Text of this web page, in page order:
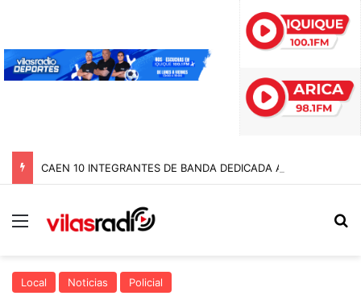
Menú
Local Noticias Policial